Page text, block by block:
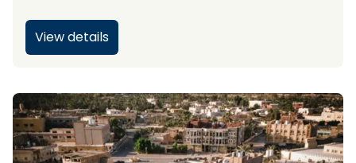
View details